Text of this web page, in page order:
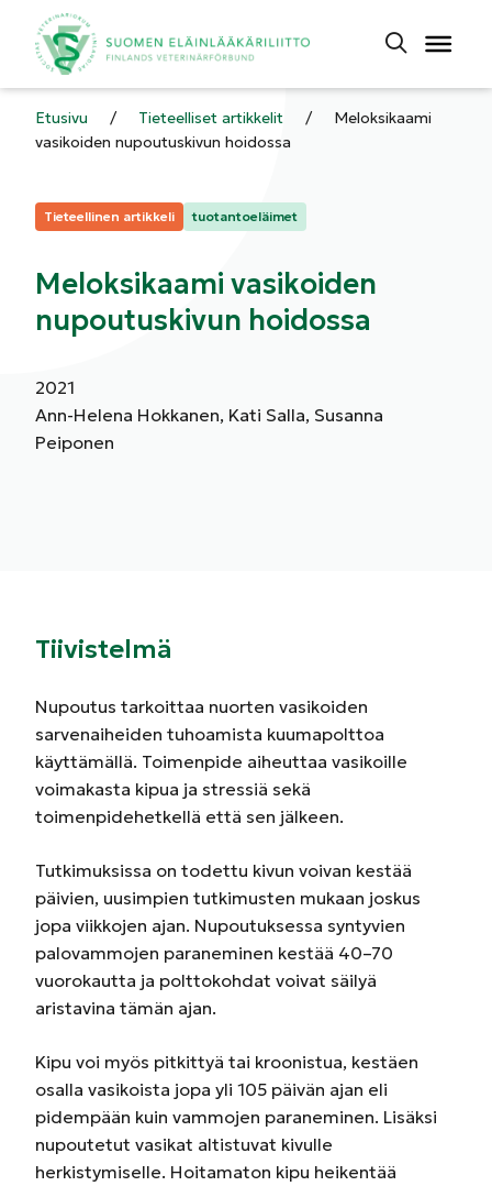
Etusivu / Tieteelliset artikkelit /
Meloksikaami
vasikoiden nupoutuskivun hoidossa
Kategoriat:
Tieteellinen artikkeli tuotantoeläimet
Meloksikaami vasikoiden
nupoutuskivun hoidossa
2021
Ann-Helena Hokkanen, Kati Salla, Susanna
Peiponen
Tiivistelmä
Nupoutus tarkoittaa nuorten vasikoiden
sarvenaiheiden tuhoamista kuumapolttoa
käyttämällä. Toimenpide aiheuttaa vasikoille
voimakasta kipua ja stressiä sekä
toimenpidehetkellä että sen jälkeen.
Tutkimuksissa on todettu kivun voivan kestää
päivien, uusimpien tutkimusten mukaan joskus
jopa viikkojen ajan. Nupoutuksessa syntyvien
palovammojen paraneminen kestää 40–70
vuorokautta ja polttokohdat voivat säilyä
aristavina tämän ajan.
Kipu voi myös pitkittyä tai kroonistua, kestäen
osalla vasikoista jopa yli 105 päivän ajan eli
pidempään kuin vammojen paraneminen. Lisäksi
nupoutetut vasikat altistuvat kivulle
herkistymiselle. Hoitamaton kipu heikentää